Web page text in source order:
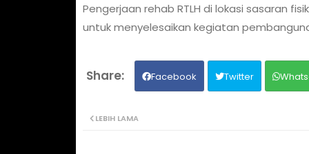
Pengerjaan rehab RTLH di lokasi sasaran
untuk menyelesaikan kegiatan
Facebook Twitter
LEBIH LAMA